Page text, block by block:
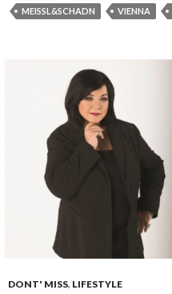
MEISSL&SCHADN
VIENNA
DONT' MISS, LIFESTYLE